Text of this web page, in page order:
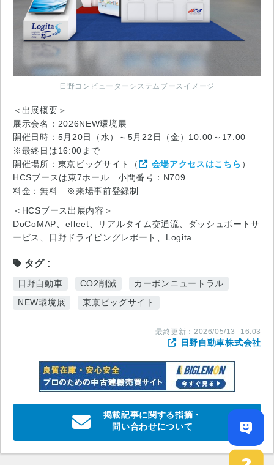
日野コンピューターシステムブースイメージ
＜出展概要＞
展示会名：2026NEW環境展
開催日時：5月20日（水）～5月22日（金）10:00～17:00
※最終日は16:00まで
開催場所：東京ビッグサイト（
会場アクセスはこちら ）
HCSブースは東7ホール 小間番号：N709
料金：無料 ※来場事前登録制
＜HCSブース出展内容＞
DoCoMAP、efleet、リアルタイム交通流、ダッシュボートサ
ービス、日野ドライビングレポート、Logita
タグ
日野自動車 CO2削減
カーボンニュートラル
NEW環境展
東京ビッグサイト
最終更新： 2026/05/13 16:03
日野自動車株式会社
掲載記事に関する指摘・
問い合わせについて